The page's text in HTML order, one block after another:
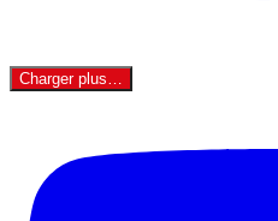
Charger plus…